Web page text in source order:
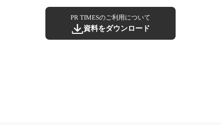
PR TIMESのご利用について
資料をダウンロード